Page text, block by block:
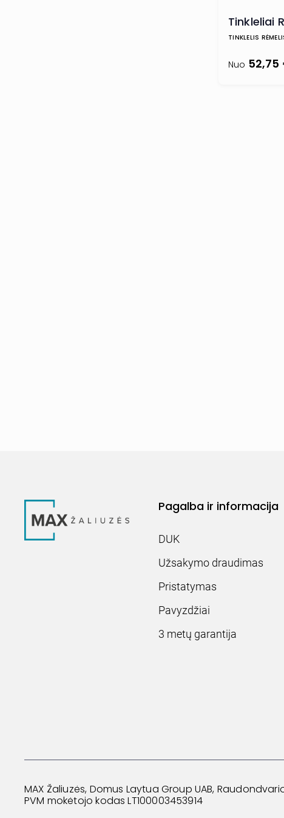
Tinkleliai
TINKLELIS
Nuo 52,75
Pagalba ir informacija
DUK
Užsakymo draudimas
Pristatymas
Pavyzdžiai
3 metų garantija
MAX Žaliuzės, Domus Laytua Group UAB,
PVM mokėtojo kodas LT100003453914